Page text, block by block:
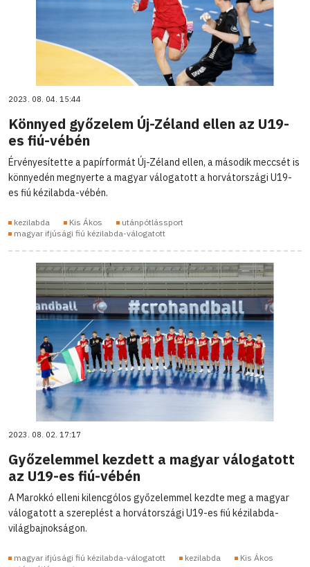
2023. 08. 04. 15:44
Könnyed győzelem Új-Zéland ellen az U19-
es fiú-vébén
Érvényesítette a papírformát Új-Zéland ellen, a második meccsét is
könnyedén megnyerte a magyar válogatott a horvátországi U19-
es fiú kézilabda-vébén.
kezilabda Kis Ákos
utánpótlássport
magyar ifjúsági fiú kézilabda-válogatott
2023. 08. 02. 17:17
Győzelemmel kezdett a magyar válogatott
az U19-es fiú-vébén
A Marokkó elleni kilencgólos győzelemmel kezdte meg a magyar
válogatott a szereplést a horvátországi U19-es fiú kézilabda-
világbajnokságon.
magyar ifjúsági fiú kézilabda-válogatott kezilabda
Kis Ákos